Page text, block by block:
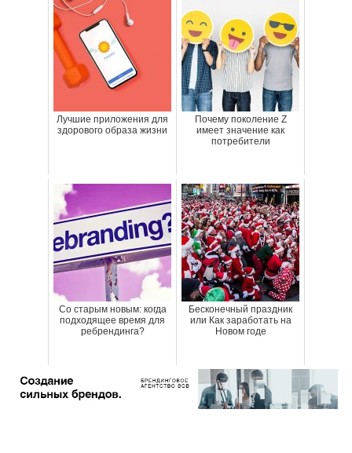
Лучшие приложения для
здорового образа жизни
Почему поколение Z
имеет значение как
потребители
Со старым новым: когда
подходящее время для
ребрендинга?
Бесконечный праздник
или Как заработать на
Новом годе